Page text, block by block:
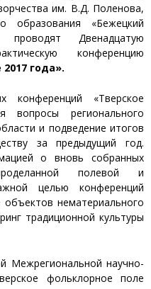
им. В.Д. Поленова,
образования «Бежецкий
Двенадцатую
конференцию
года».
конференций «Тверское
вопросы регионального
и подведение итогов
за предыдущий год.
о вновь собранных
полевой и
целью конференций
нематериального
традиционной культуры
Межрегиональной научно-
фольклорное поле